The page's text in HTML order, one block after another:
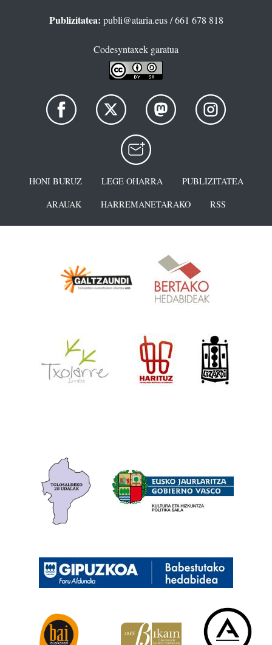
Publizitatea: publi@ataria.eus/ 661 678 818
Codesyntaxek garatua
HONI BURUZ LEGE OHARRA
PUBLIZITATEA
ARAUAK
HARREMANETARAKO RSS